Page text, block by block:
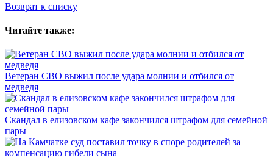
Возврат к списку
Читайте также:
Ветеран СВО выжил после удара молнии и отбился от
медведя
Скандал в елизовском кафе закончился штрафом для семейной
пары